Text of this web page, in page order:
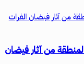
من آثار فيضان